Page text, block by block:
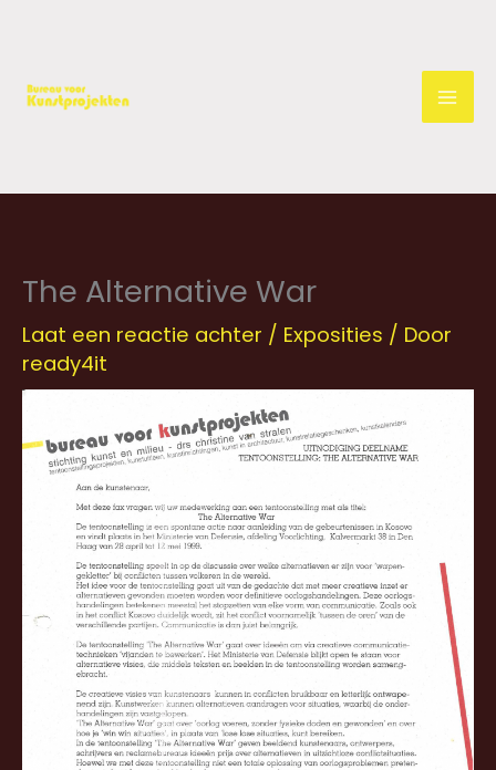
inhoud
The Alternative War
Laat een reactie achter / Exposities / Door
ready4it